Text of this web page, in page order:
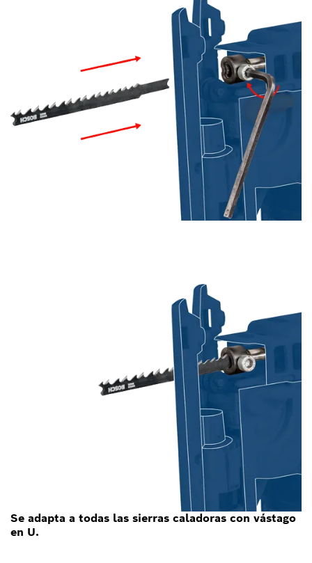
Se adapta a todas las sierras caladoras con vástago
en U.